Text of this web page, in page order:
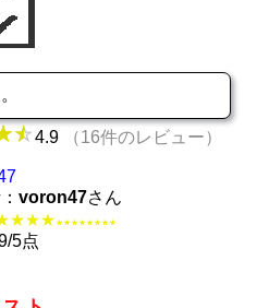
4.9 （16件のレビュー）
voron47さん
★★★★★★★★
5点